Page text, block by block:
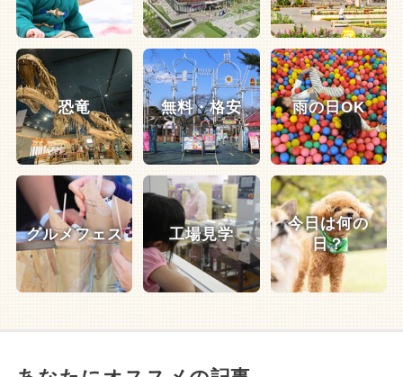
恐竜 無料・格安 雨の日OK
グルメフェス 工場見学
今日は何の
日？